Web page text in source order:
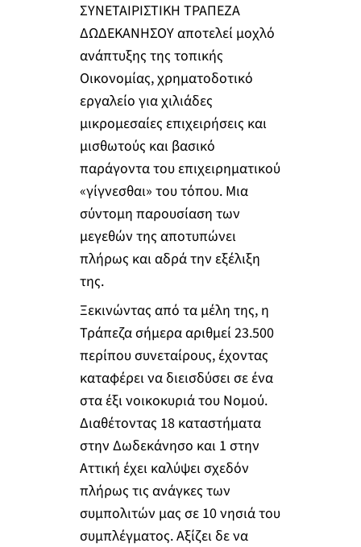
ΣΥΝΕΤΑΙΡΙΣΤΙΚΗ ΤΡΑΠΕΖΑ
ΔΩΔΕΚΑΝΗΣΟΥ αποτελεί μοχλό
ανάπτυξης της τοπικής
Οικονομίας, χρηματοδοτικό
εργαλείο για χιλιάδες
μικρομεσαίες επιχειρήσεις και
μισθωτούς και βασικό
παράγοντα του επιχειρηματικού
«γίγνεσθαι» του τόπου. Μια
σύντομη παρουσίαση των
μεγεθών της αποτυπώνει
πλήρως και αδρά την εξέλιξη
της.
Ξεκινώντας από τα μέλη της, η
Τράπεζα σήμερα αριθμεί 23.500
περίπου συνεταίρους, έχοντας
καταφέρει να διεισδύσει σε ένα
στα έξι νοικοκυριά του Νομού.
Διαθέτοντας 18 καταστήματα
στην Δωδεκάνησο και 1 στην
Αττική έχει καλύψει σχεδόν
πλήρως τις ανάγκες των
συμπολιτών μας σε 10 νησιά του
συμπλέγματος. Αξίζει δε να